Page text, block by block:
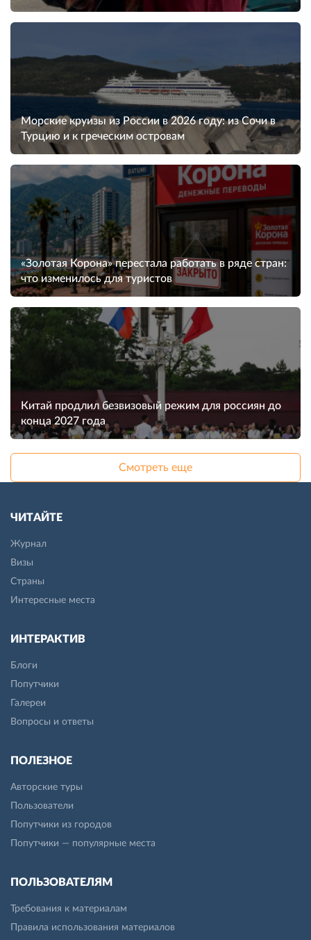
Морские круизы из России в 2026 году: из Сочи в
Турцию и к греческим островам
«Золотая Корона» перестала работать в ряде стран:
что изменилось для туристов
Китай продлил безвизовый режим для россиян до
конца 2027 года
Смотреть еще
ЧИТАЙТЕ
Журнал
Визы
Страны
Интересные места
ИНТЕРАКТИВ
Блоги
Попутчики
Галереи
Вопросы и ответы
ПОЛЕЗНОЕ
Авторские туры
Пользователи
Попутчики из городов
Попутчики — популярные места
ПОЛЬЗОВАТЕЛЯМ
Требования к материалам
Правила использования материалов